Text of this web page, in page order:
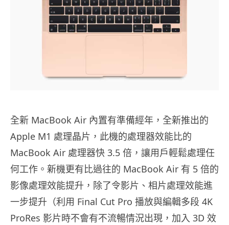
全新 MacBook Air 內置有準備經年，全新推出的
Apple M1 處理晶片，此機的處理器效能比的
MacBook Air 處理器快 3.5 倍，讓用戶輕鬆處理任
何工作。新機更有比過往的 MacBook Air 有 5 倍的
影像處理效能提升，除了令影片、相片處理效能進
一步提升（利用 Final Cut Pro 播放與編輯多段 4K
ProRes 影片時不會有不流暢情況出現，加入 3D 效